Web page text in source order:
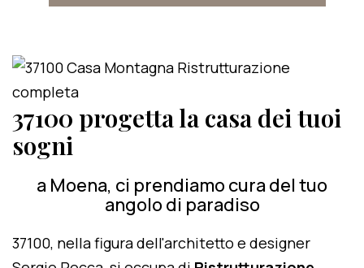
37100 progetta la casa dei tuoi
sogni
a Moena, ci prendiamo cura del tuo
angolo di paradiso
37100, nella figura dell'architetto e designer